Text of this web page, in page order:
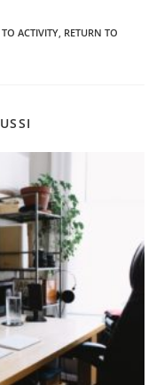
ACTIVITY RETURN TO